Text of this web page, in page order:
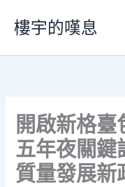
要
樓宇的嘆息
開啟新格臺
五年夜關鍵
質量發展新